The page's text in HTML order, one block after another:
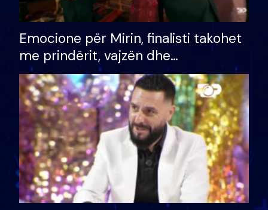
Emocione për Mirin, finalisti takohet
me prindërit, vajzën dhe
bashkëshorten: S’kemi ndonjë letër
divorci apo jo?